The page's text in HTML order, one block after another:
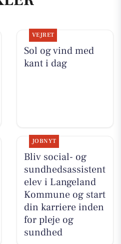
VEJRET
Sol og vind med
kant i dag
JOBNYT
Bliv social- og
sundhedsassistent
elev i Langeland
Kommune og start
din karriere inden
for pleje og
sundhed